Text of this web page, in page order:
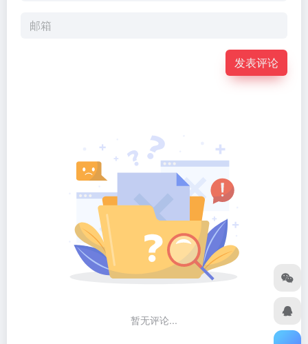
发表评论
暂无评论...